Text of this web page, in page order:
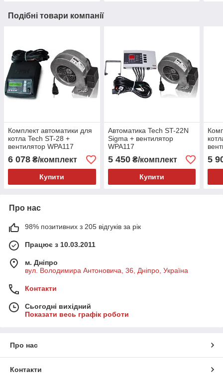
Подібні товари компанії
Комплект автоматики для
котла Tech ST-28 +
вентилятор WPA117
6 078 ₴/комплект
Купити
Автоматика Tech ST-22N
Sigma + вентилятор
WPA117
5 450₴/комплект
Купити
5
Про нас
98% позитивних з 205 відгуків за рік
Працює з 10.03.2011
м. Дніпро
вул. Володимира Антоновича, 36, Дніпро, Україна
Контакти
Сьогодні вихідний
Показати весь графік роботи
Про нас
Контакти